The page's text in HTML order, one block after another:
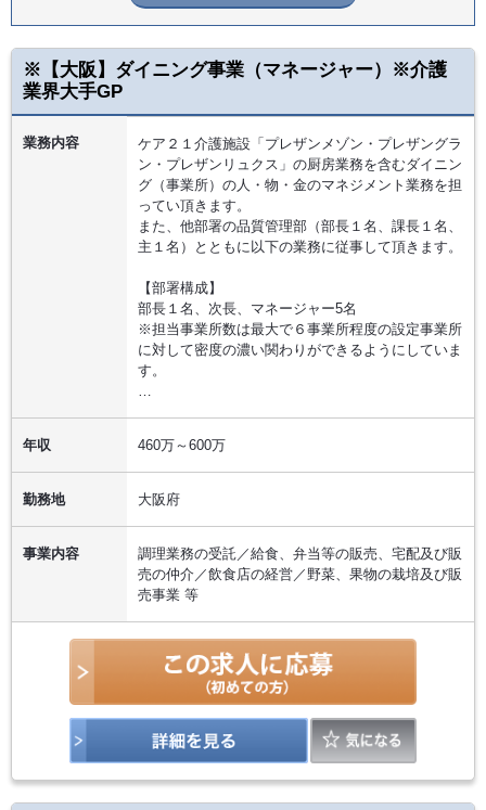
※【大阪】ダイニング事業（マネージャー）※介護
業界大手GP
業務内容
ケア２１介護施設「プレザンメゾン・プレザングラ
ン・プレザンリュクス」の厨房業務を含むダイニン
グ（事業所）の人・物・金のマネジメント業務を担
ってい頂きます。
また、他部署の品質管理部（部長１名、課長１名、
主１名）とともに以下の業務に従事して頂きます。
【部署構成】
部長１名、次長、マネージャー5名
※担当事業所数は最大で６事業所程度の設定事業所
に対して密度の濃い関わりができるようにしていま
す。
年収 460万～600万
勤務地 大阪府
事業内容
調理業務の受託／給食、弁当等の販売、宅配及び販
売の仲介／飲食店の経営／野菜、果物の栽培及び販
売事業 等